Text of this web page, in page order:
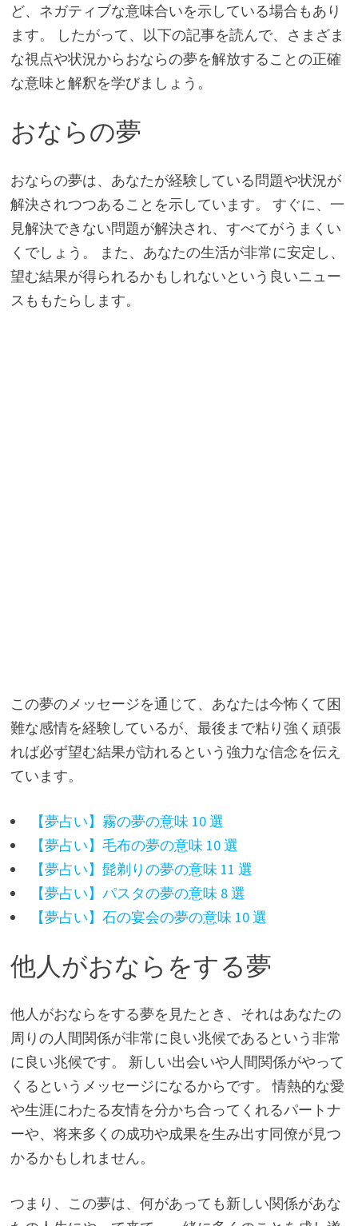
ど、ネガティブな意味合いを示している場合もあり
ます。 したがって、以下の記事を読んで、さまざま
な視点や状況からおならの夢を解放することの正確
な意味と解釈を学びましょう。
おならの夢
おならの夢は、あなたが経験している問題や状況が
解決されつつあることを示しています。 すぐに、一
見解決できない問題が解決され、すべてがうまくい
くでしょう。 また、あなたの生活が非常に安定し、
望む結果が得られるかもしれないという良いニュー
スももたらします。
この夢のメッセージを通じて、あなたは今怖くて困
難な感情を経験しているが、最後まで粘り強く頑張
れば必ず望む結果が訪れるという強力な信念を伝え
ています。
【夢占い】霧の夢の意味 10 選
【夢占い】毛布の夢の意味 10 選
【夢占い】髭剃りの夢の意味 11 選
【夢占い】パスタの夢の意味 8 選
【夢占い】石の宴会の夢の意味 10 選
他人がおならをする夢
他人がおならをする夢を見たとき、それはあなたの
周りの人間関係が非常に良い兆候であるという非常
に良い兆候です。 新しい出会いや人間関係がやって
くるというメッセージになるからです。 情熱的な愛
や生涯にわたる友情を分かち合ってくれるパートナ
ーや、将来多くの成功や成果を生み出す同僚が見つ
かるかもしれません。
つまり、この夢は、何があっても新しい関係があな